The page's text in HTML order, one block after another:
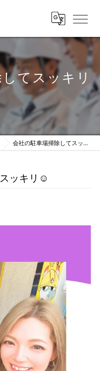
てスッキリ
会社の駐車場掃除してスッキリ☺️
ッキリ☺️